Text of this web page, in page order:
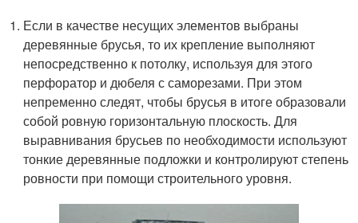
Если в качестве несущих элементов выбраны
деревянные брусья, то их крепление выполняют
непосредственно к потолку, используя для этого
перфоратор и дюбеля с саморезами. При этом
непременно следят, чтобы брусья в итоге образовали
собой ровную горизонтальную плоскость. Для
выравнивания брусьев по необходимости используют
тонкие деревянные подложки и контролируют степень
ровности при помощи строительного уровня.